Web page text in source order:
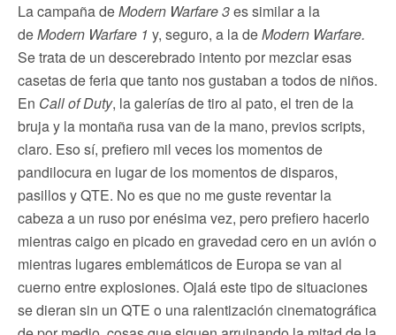
La campaña deModern Warfare 3es similar a la
deModern Warfare 1 y, seguro, a la deModern Warfare.
Se trata de un descerebrado intento por mezclar esas
casetas de feria que tanto nos gustaban a todos de niños.
En Call of Duty, la galerías de tiro al pato, el tren de la
bruja y la montaña rusa van de la mano, previos scripts,
claro. Eso sí, prefiero mil veces los momentos de
pandilocura en lugar de los momentos de disparos,
pasillos y QTE. No es que no me guste reventar la
cabeza a un ruso por enésima vez, pero prefiero hacerlo
mientras caigo en picado en gravedad cero en un avión o
mientras lugares emblemáticos de Europa se van al
cuerno entre explosiones. Ojalá este tipo de situaciones
se dieran sin un QTE o una ralentización cinematográfica